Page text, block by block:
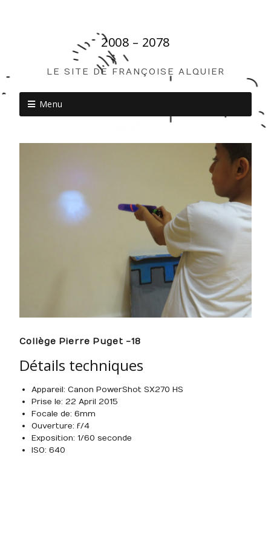
2008 – 2078
LE SITE DE FRANÇOISE ALQUIER
Menu
Collège Pierre Puget -18
Détails techniques
Appareil : Canon PowerShot SX270 HS
Prise le : 22 April 2015
Focale de : 6mm
Ouverture : f/4
Exposition : 1/60 seconde
ISO : 640